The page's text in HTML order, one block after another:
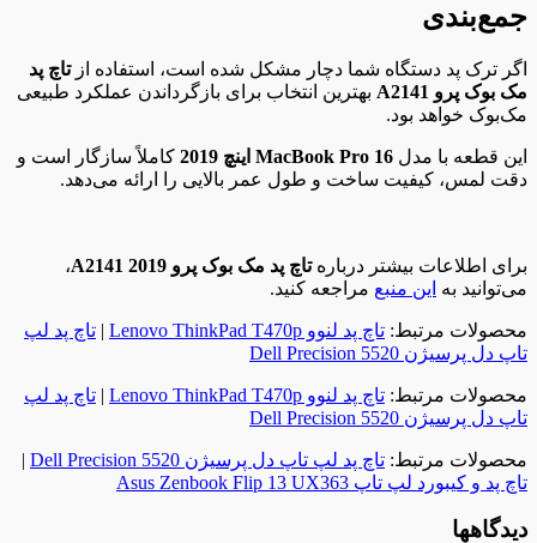
جمع‌بندی
اگر ترک پد دستگاه شما دچار مشکل شده است، استفاده ازتاچ پد
مک بوک پرو A2141
بهترین انتخاب برای بازگرداندن عملکرد طبیعی
مک‌بوک خواهد بود.
این قطعه با مدل MacBook Pro 16 اینچ 2019
کاملاً سازگار است و
دقت لمس، کیفیت ساخت و طول عمر بالایی را ارائه می‌دهد.
برای اطلاعات بیشتر دربارهتاچ پد مک بوک پرو A2141 2019
،
می‌توانید به این منبع مراجعه کنید.
محصولات مرتبط: تاچ‌ پد لنوو Lenovo ThinkPad T470p | تاچ پد لپ
تاپ دل پرسیژن Dell Precision 5520
محصولات مرتبط: تاچ‌ پد لنوو Lenovo ThinkPad T470p | تاچ پد لپ
تاپ دل پرسیژن Dell Precision 5520
محصولات مرتبط: تاچ پد لپ تاپ دل پرسیژن Dell Precision 5520
|
تاچ پد و کیبورد لپ تاپ Asus Zenbook Flip 13 UX363
دیدگاهها